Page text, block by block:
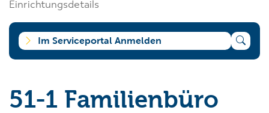
Solingen.de
Einrichtungsdetails
Im Serviceportal Anmelden
Was suchen Sie?
51-1 Familienbüro